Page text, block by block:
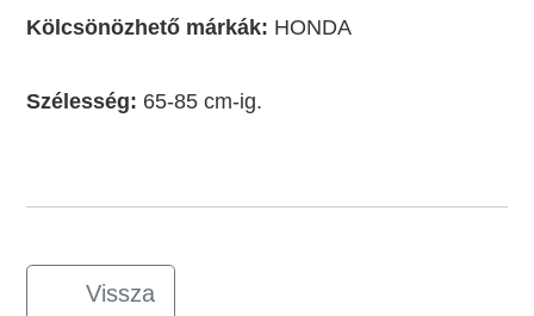
Kölcsönözhető márkák: HONDA
Szélesség: 65-85 cm-ig.
Vissza